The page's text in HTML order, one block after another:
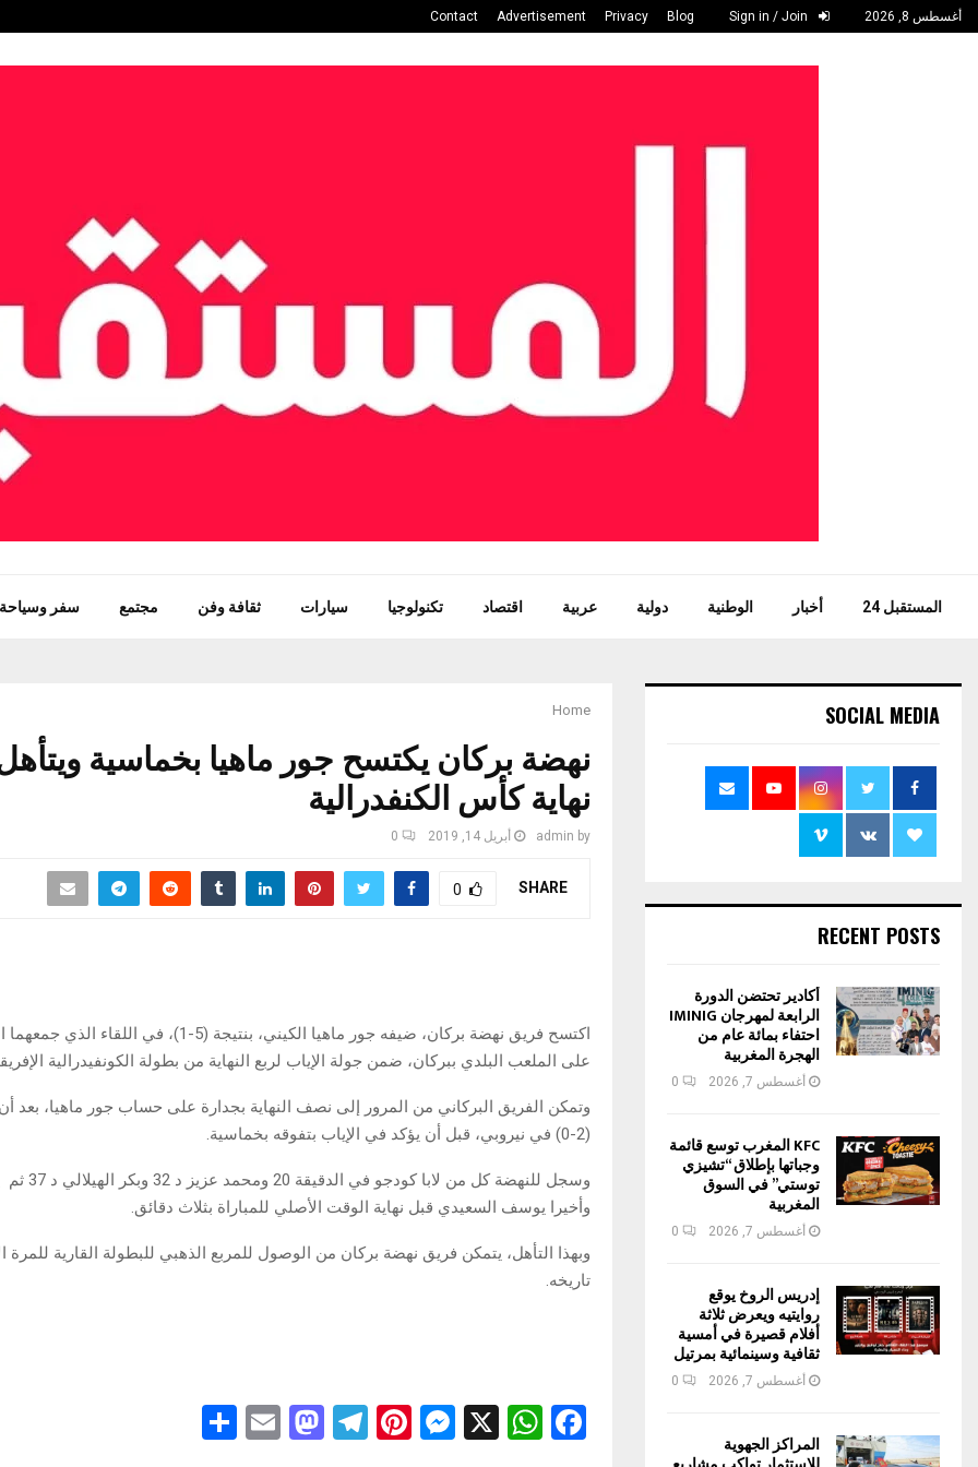
أغسطس 8, 2026 Blog
Privacy
Advertisement
Contact
المستقبل 24 أخبار الوطنية دولية عربية اقتصاد تكنولوجيا سيارات ثقافة وفن مجتمع سفر وسياحة
Home
نهضة بركان يكتسح جور ماهيا بخماسية
نهاية كأس الكنفدرالية
by
admin أبريل 14, 2019 0
SHARE
0
اكتسح فريق نهضة بركان، ضيفه جور ماهيا الكيني، بنتيجة (5-1)، في
على الملعب البلدي ببركان، ضمن جولة الإياب لربع النهاية من بطولة الكونفيدرالية
وتمكن الفريق البركاني من المرور إلى نصف النهاية بجدارة على حساب جور ماهيا، بعد أن
(2-0) في نيروبي، قبل أن يؤكد في الإياب بتفوقه بخماسية.
وأخيرا يوسف السعيدي قبل نهاية الوقت الأصلي للمباراة بثلاث دقائق.
وبهذا التأهل، يتمكن فريق نهضة بركان من الوصول للمربع الذهبي للبطولة القارية للمرة
تاريخه.
F
W
X
M
Pi
T
M
E
SOCIAL MEDIA
RECENT POSTS
أكادير تحتضن الدورة
الرابعة لمهرجان IMINIG
احتفاء بمائة عام من
الهجرة المغربية
أغسطس 7, 2026 0
KFC المغرب توسع قائمة
وجباتها بإطلاق “تشيزي
توستي” في السوق
المغربية
أغسطس 7, 2026 0
إدريس الروخ يوقع
روايتيه ويعرض ثلاثة
أفلام قصيرة في أمسية
ثقافية وسينمائية بمرتيل
أغسطس 7, 2026 0
المراكز الجهوية